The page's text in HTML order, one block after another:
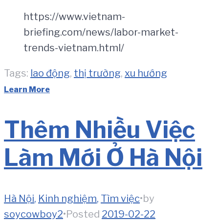
https://www.vietnam-
briefing.com/news/labor-market-
trends-vietnam.html/
Tags: lao động, thị trường, xu hướng
Learn More
Thêm Nhiều Việc
Làm Mới Ở Hà Nội
Hà Nội, Kinh nghiệm, Tìm việc•by
soycowboy2•Posted 2019-02-22